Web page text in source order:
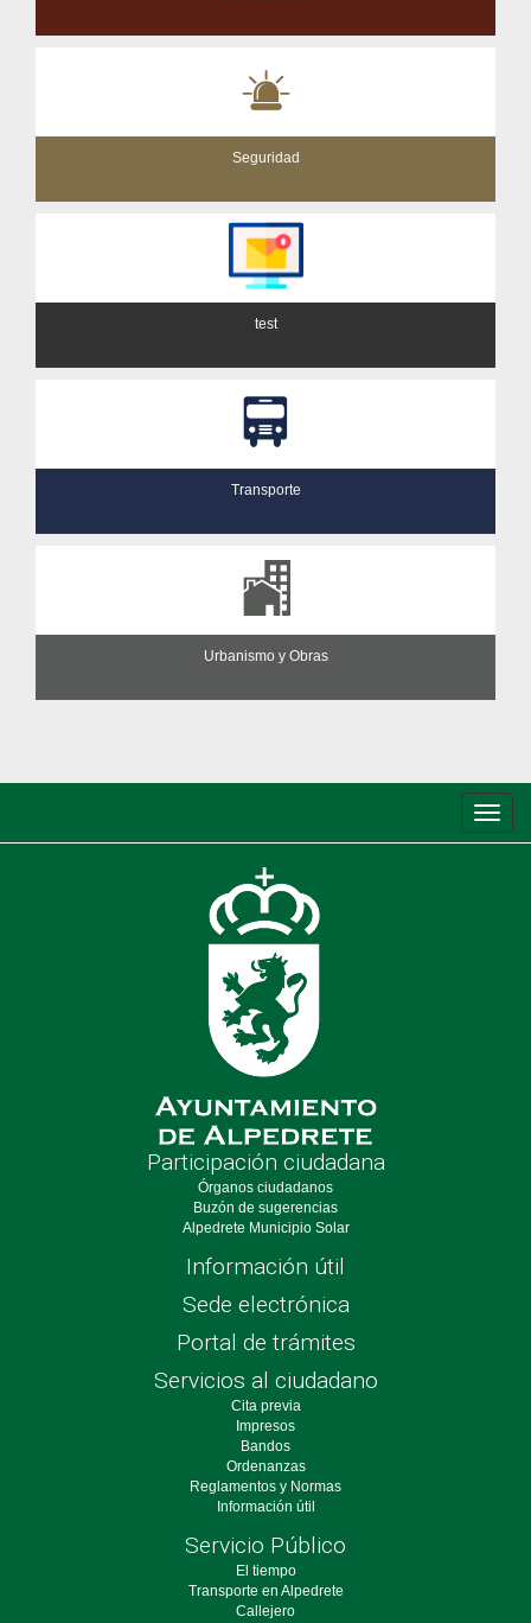
Seguridad
test
Transporte
Urbanismo y Obras
de
Participación ciudadana
Órganos ciudadanos
Buzón de sugerencias
Alpedrete Municipio Solar
Información útil
Sede electrónica
Portal de trámites
Servicios al ciudadano
Cita previa
Impresos
Bandos
Ordenanzas
Reglamentos y Normas
Información útil
Servicio Público
El tiempo
Transporte en Alpedrete
Callejero